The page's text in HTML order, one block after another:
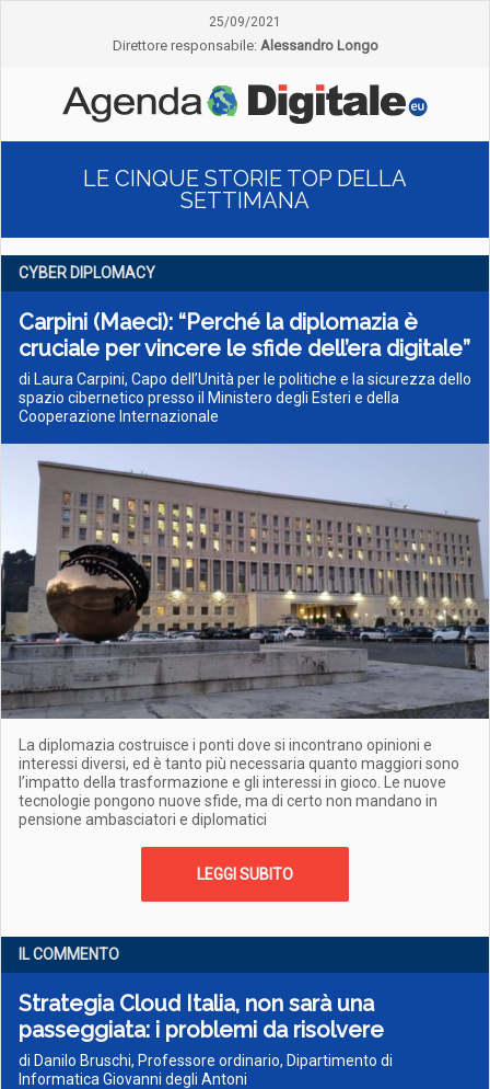
25/09/2021
Direttore responsabile: Alessandro Longo
LE CINQUE STORIE TOP DELLA
SETTIMANA
CYBER DIPLOMACY
Carpini (Maeci): “Perché la diplomazia è
cruciale per vincere le sfide dell’era digitale”
di Laura Carpini, Capo dell’Unità per le politiche e la sicurezza dello
spazio cibernetico presso il Ministero degli Esteri e della
Cooperazione Internazionale
La diplomazia costruisce i ponti dove si incontrano opinioni e
interessi diversi, ed è tanto più necessaria quanto maggiori sono
l’impatto della trasformazione e gli interessi in gioco. Le nuove
tecnologie pongono nuove sfide, ma di certo non mandano in
pensione ambasciatori e diplomatici
LEGGI SUBITO
IL COMMENTO
Strategia Cloud Italia, non sarà una
passeggiata: i problemi da risolvere
di Danilo Bruschi, Professore ordinario, Dipartimento di
Informatica Giovanni degli Antoni